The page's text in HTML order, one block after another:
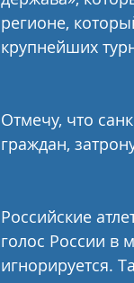
регионе,
крупнейших
Отмечу, что
граждан,
Российские
голос России в
игнорируется.